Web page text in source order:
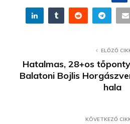
ELŐZŐ
Hatalmas, 28+os
Balatoni Bojlis
hala
KÖVETKEZŐ